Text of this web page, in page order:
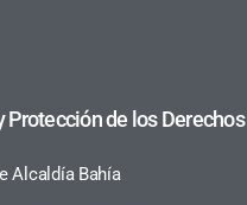
de los Derechos
Alcaldía Bahía